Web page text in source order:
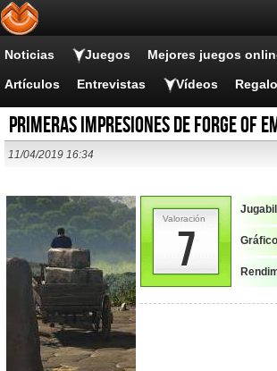
Noticias Juegos Mejores juegos
Artículos Entrevistas Vídeos
Primeras impresiones de Forge of
11/04/2019 16:34
7
Valoración